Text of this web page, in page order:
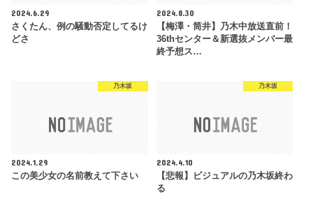
2024.6.29
さくたん、例の騒動否定してるけ
どさ
2024.8.30
【梅澤・筒井】乃木中放送直前！
36thセンター＆新選抜メンバー最
終予想ス…
乃木坂
2024.1.29
この美少女の名前教えて下さい
乃木坂
2024.4.10
【悲報】ビジュアルの乃木坂終わ
る